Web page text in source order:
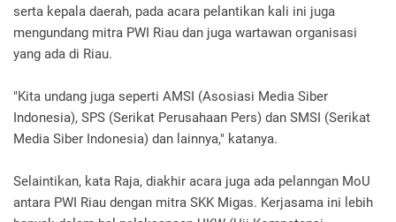
serta kepala daerah, pada acara pelantikan kali ini juga
mengundang mitra PWI Riau dan juga wartawan organisasi
yang ada di Riau.
"Kita undang juga seperti AMSI (Asosiasi Media Siber
Indonesia), SPS (Serikat Perusahaan Pers) dan SMSI (Serikat
Media Siber Indonesia) dan lainnya," katanya.
Selaintikan, kata Raja, diakhir acara juga ada pelanngan MoU
antara PWI Riau dengan mitra SKK Migas. Kerjasama ini lebih